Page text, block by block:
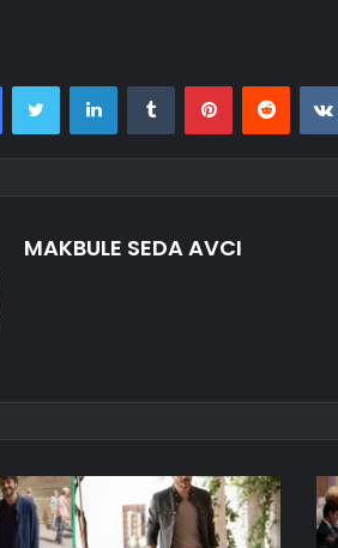
FacebookTwitter LinkedInTumblr PinterestReddit
MAKBULE SEDA AVCI